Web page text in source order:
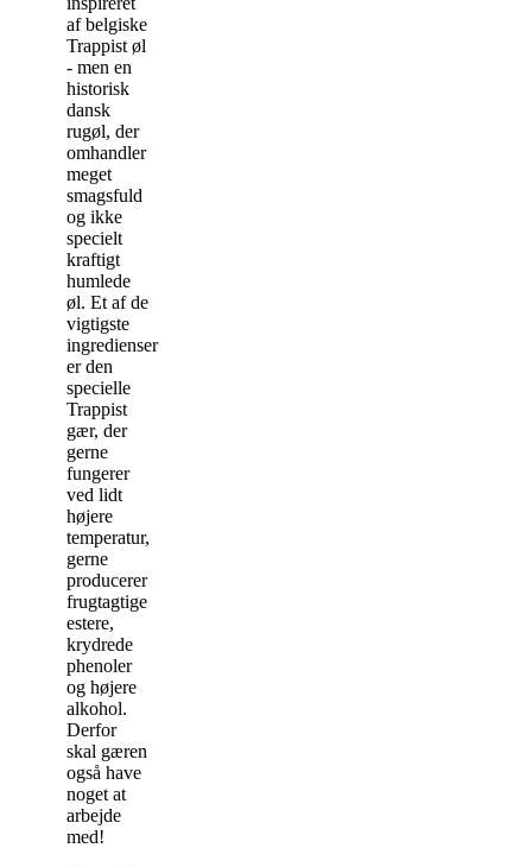
af belgiske
Trappist øl
- men en
historisk
dansk
rugøl, der
omhandler
meget
smagsfuld
og ikke
specielt
kraftigt
humlede
øl. Et af de
vigtigste
ingredienser
er den
specielle
Trappist
gær, der
gerne
fungerer
ved lidt
højere
temperatur,
gerne
producerer
frugtagtige
estere,
krydrede
phenoler
og højere
alkohol.
Derfor
skal gæren
også have
noget at
arbejde
med!